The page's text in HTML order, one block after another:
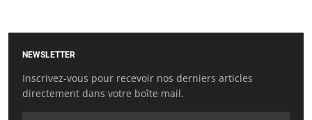
NEWSLETTER
Inscrivez-vous pour recevoir nos derniers articles
directement dans votre boîte mail.